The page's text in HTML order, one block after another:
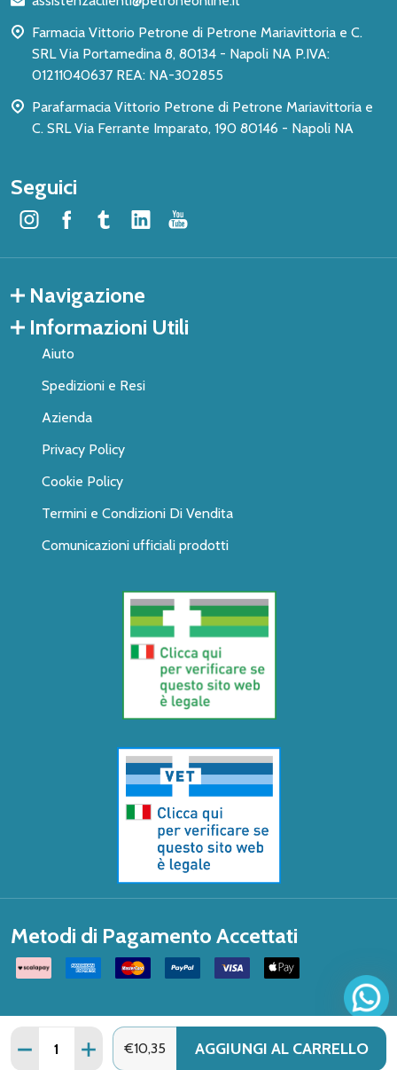
Quantità:
DIMINUISCI QUANTITÀ DI FITOMATER ESCOLTZIA 50ML
AUMENTA QUANTITÀ DI FITOMATER
€10,35 AGGIUNGI AL CARRELLO
pagina
Farmacia Vittorio Petrone di Petrone Mariavittoria e C.
SRL Via Portamedina 8, 80134 - Napoli NA P.IVA:
01211040637 REA: NA-302855
Parafarmacia Vittorio Petrone di Petrone Mariavittoria e
C. SRL Via Ferrante Imparato, 190 80146 - Napoli NA
Seguici
Navigazione
Informazioni Utili
Aiuto
Spedizioni e Resi
Azienda
Privacy Policy
Cookie Policy
Termini e Condizioni Di Vendita
Comunicazioni ufficiali prodotti
Metodi di Pagamento Accettati